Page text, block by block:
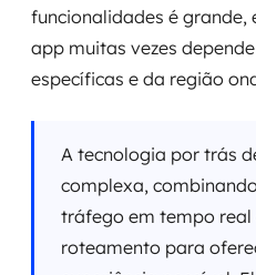
funcionalidades é grande,
app muitas vezes
específicas e da região
A tecnologia por trás
complexa,
tráfego em tempo
roteamento para